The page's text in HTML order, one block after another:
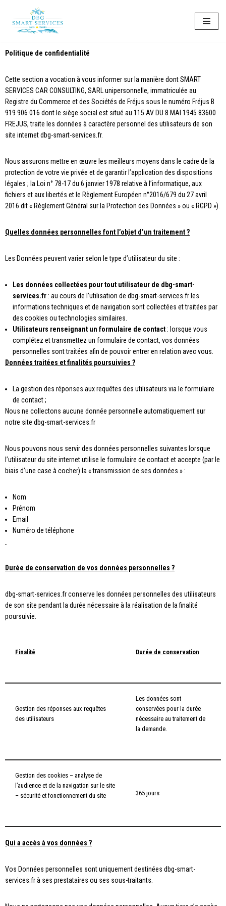
Aller
contenu
Politique de confidentialité
Cette section a vocation à vous informer sur la manière dont SMART
SERVICES CAR CONSULTING, SARL unipersonnelle, immatriculée au
Registre du Commerce et des Sociétés de Fréjus sous le numéro Fréjus B
919 906 016 dont le siège social est situé au 115 AV DU 8 MAI 1945 83600
FREJUS, traite les données à caractère personnel des utilisateurs de son
site internet dbg-smart-services.fr.
Nous assurons mettre en œuvre les meilleurs moyens dans le cadre de la
protection de votre vie privée et de garantir l’application des dispositions
légales ; la Loi n° 78-17 du 6 janvier 1978 relative à l’informatique, aux
fichiers et aux libertés et le Règlement Européen n°2016/679 du 27 avril
2016 dit « Règlement Général sur la Protection des Données » ou « RGPD »).
Quelles données personnelles font l’objet d’un traitement ?
Les Données peuvent varier selon le type d’utilisateur du site :
Les données collectées pour tout utilisateur de dbg-smart-
services.fr : au cours de l’utilisation de dbg-smart-services.fr les
informations techniques et de navigation sont collectées et traitées par
des cookies ou technologies similaires.
Utilisateurs renseignant un formulaire de contact : lorsque vous
complétez et transmettez un formulaire de contact, vos données
personnelles sont traitées afin de pouvoir entrer en relation avec vous.
Données traitées et finalités poursuivies ?
La gestion des réponses aux requêtes des utilisateurs via le formulaire
de contact ;
Nous ne collectons aucune donnée personnelle automatiquement sur
notre site dbg-smart-services.fr
Nous pouvons nous servir des données personnelles suivantes lorsque
l’utilisateur du site internet utilise le formulaire de contact et accepte (par le
biais d’une case à cocher) la « transmission de ses données » :
Nom
Prénom
Email
Numéro de téléphone
Durée de conservation de vos données personnelles ?
dbg-smart-services.fr conserve les données personnelles des utilisateurs
de son site pendant la durée nécessaire à la réalisation de la finalité
poursuivie.
Finalité Durée de conservation
Gestion des réponses aux requêtes
des utilisateurs
Les données sont
conservées pour la durée
nécessaire au traitement de
la demande.
Gestion des cookies – analyse de
l’audience et de la navigation sur le site
– sécurité et fonctionnement du site
365 jours
Qui a accès à vos données ?
Vos Données personnelles sont uniquement destinées dbg-smart-
services.fr à ses prestataires ou ses sous-traitants.